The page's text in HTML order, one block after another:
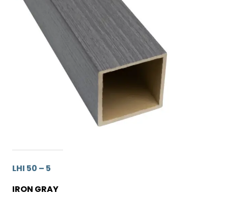
LHI 50 – 5
IRON GRAY